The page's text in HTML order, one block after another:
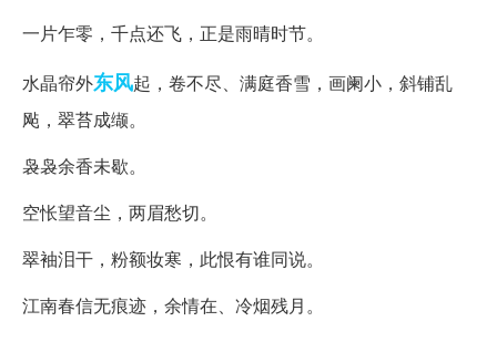
一片乍零，千点还飞，正是雨晴时节。
水晶帘外东风起，卷不尽、满庭香雪，画阑小，斜铺乱
飐，翠苔成缬。
袅袅余香未歇。
空怅望音尘，两眉愁切。
翠袖泪干，粉额妆寒，此恨有谁同说。
江南春信无痕迹，余情在、冷烟残月。